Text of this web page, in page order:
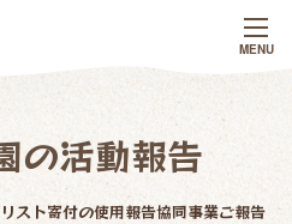
の活動報告
スト寄付の使用報告協同事業ご報告